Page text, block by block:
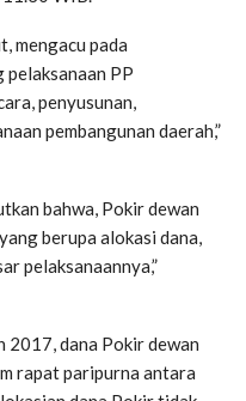
mengacu pada
PP
penyusunan,
pembangunan daerah,”
bahwa, Pokir dewan
berupa alokasi dana,
pelaksanaannya,”
2017, dana Pokir dewan
rapat paripurna antara